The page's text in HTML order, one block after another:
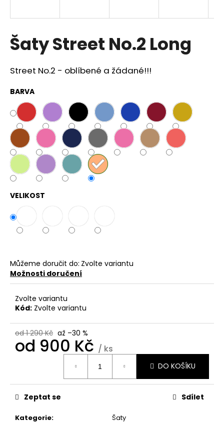
Šaty Street No.2 Long
Street No.2 - oblíbené a žádané!!!
BARVA
VELIKOST
Můžeme doručit do: Zvolte variantu
Možnosti doručení
Zvolte variantu
Kód: Zvolte variantu
od 1 290 Kč až –30 %
od 900 Kč / ks
DO KOŠÍKU
Kategorie: Šaty
Zeptat se Sdílet
í
t
?
HLEDAT
D
o
p
o
u
e
m
e
ŠATY
ZA
KRK